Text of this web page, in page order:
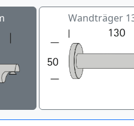
Wandträger